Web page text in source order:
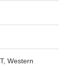
Western